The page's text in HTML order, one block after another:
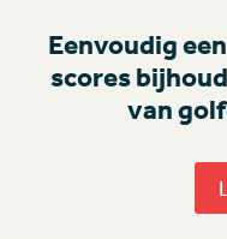
Eenvoudig
scores
van